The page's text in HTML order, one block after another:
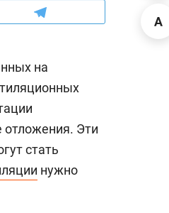
на
Эти
стать
нужно